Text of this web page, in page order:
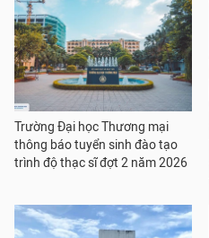
Trường Đại học Thương mại
thông báo tuyển sinh đào tạo
trình độ thạc sĩ đợt 2 năm 2026